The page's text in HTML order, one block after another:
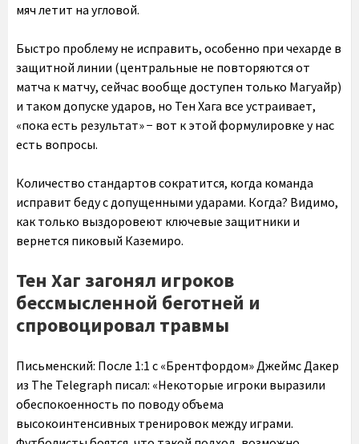
мяч летит на угловой.
Быстро проблему не исправить, особенно при чехарде в
защитной линии (центральные не повторяются от
матча к матчу, сейчас вообще доступен только Магуайр)
и таком допуске ударов, но Тен Хага все устраивает,
«пока есть результат» − вот к этой формулировке у нас
есть вопросы.
Количество стандартов сократится, когда команда
исправит беду с допущенными ударами. Когда? Видимо,
как только выздоровеют ключевые защитники и
вернется пиковый Каземиро.
Тен Хаг загонял игроков
бессмысленной беготней и
спровоцировал травмы
Письменский: После 1:1 с «Брентфордом» Джеймс Дакер
из The Telegraph писал: «Некоторые игроки выразили
обеспокоенность по поводу объема
высокоинтенсивных тренировок между играми.